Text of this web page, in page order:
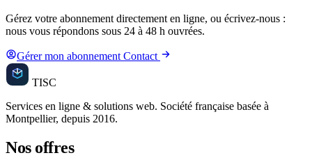
Gérez votre abonnement directement en ligne, ou écrivez-nous :
nous vous répondons sous 24 à 48 h ouvrées.
Gérer mon abonnement Contact
TISC
Services en ligne & solutions web. Société française basée à
Montpellier, depuis 2016.
Nos offres